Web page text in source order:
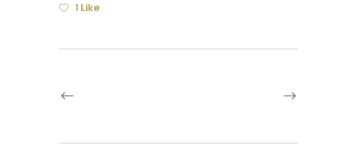
1 Like